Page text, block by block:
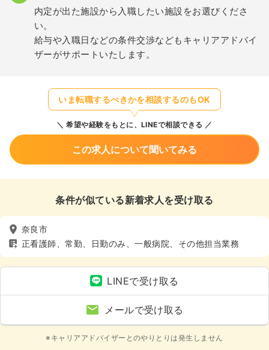
内定が出た施設から入職したい施設をお選びくださ
い。
給与や入職日などの条件交渉などもキャリアアドバイ
ザーがサポートいたします。
いま転職するべきかを相談するのもOK
希望や経験をもとに、LINEで相談できる
この求人について聞いてみる
条件が似ている新着求人を受け取る
奈良市
正看護師、常勤、日勤のみ、一般病院、その他担当業務
LINEで受け取る
メールで受け取る
※キャリアアドバイザーとのやりとりは発生しません